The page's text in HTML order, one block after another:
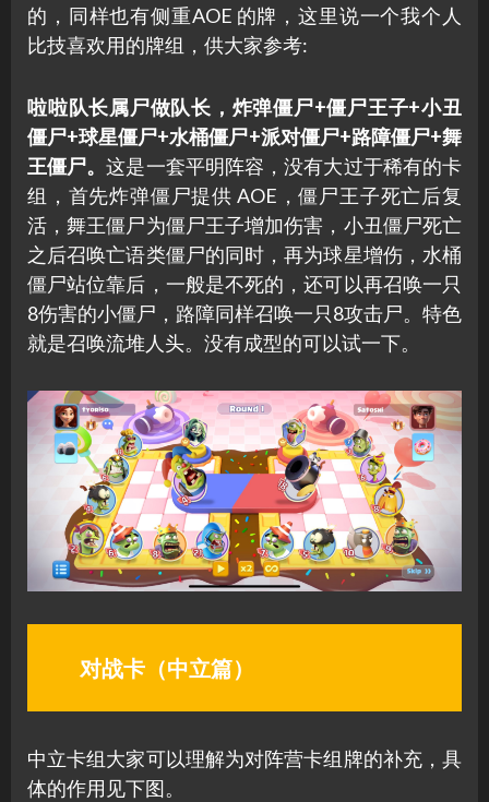
的，同样也有侧重AOE 的牌，这里说一个我个人
比技喜欢用的牌组，供大家参考:
啦啦队长属尸做队长，炸弹僵尸+僵尸王子+小丑
僵尸+球星僵尸+水桶僵尸+派对僵尸+路障僵尸+舞
王僵尸。这是一套平明阵容，没有大过于稀有的卡
组，首先炸弹僵尸提供 AOE，僵尸王子死亡后复
活，舞王僵尸为僵尸王子增加伤害，小丑僵尸死亡
之后召唤亡语类僵尸的同时，再为球星增伤，水桶
僵尸站位靠后，一般是不死的，还可以再召唤一只
8伤害的小僵尸，路障同样召唤一只8攻击尸。特色
就是召唤流堆人头。没有成型的可以试一下。
对战卡（中立篇）
中立卡组大家可以理解为对阵营卡组牌的补充，具
体的作用见下图。